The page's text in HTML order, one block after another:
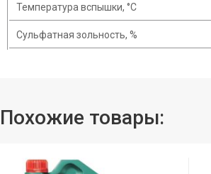
Температура вспышки, °С
Сульфатная зольность, %
Похожие товары: